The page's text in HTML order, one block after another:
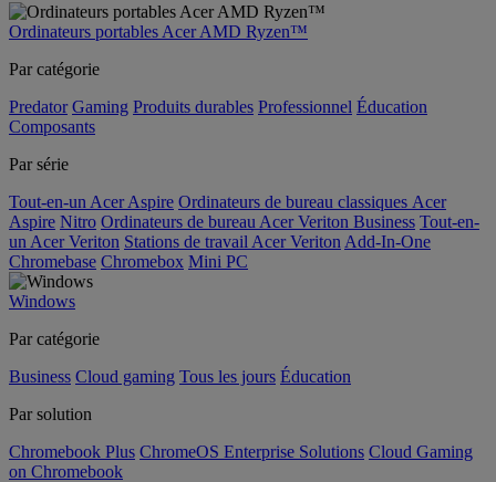
Ordinateurs portables Acer AMD Ryzen™
Par catégorie
Predator Gaming Produits durables Professionnel Éducation
Composants
Par série
Tout-en-un Acer Aspire Ordinateurs de bureau classiques Acer
Aspire Nitro Ordinateurs de bureau Acer Veriton Business Tout-en-
un Acer Veriton Stations de travail Acer Veriton Add-In-One
Chromebase Chromebox Mini PC
Windows
Par catégorie
Business Cloud gaming Tous les jours Éducation
Par solution
Chromebook Plus ChromeOS Enterprise Solutions Cloud Gaming
on Chromebook